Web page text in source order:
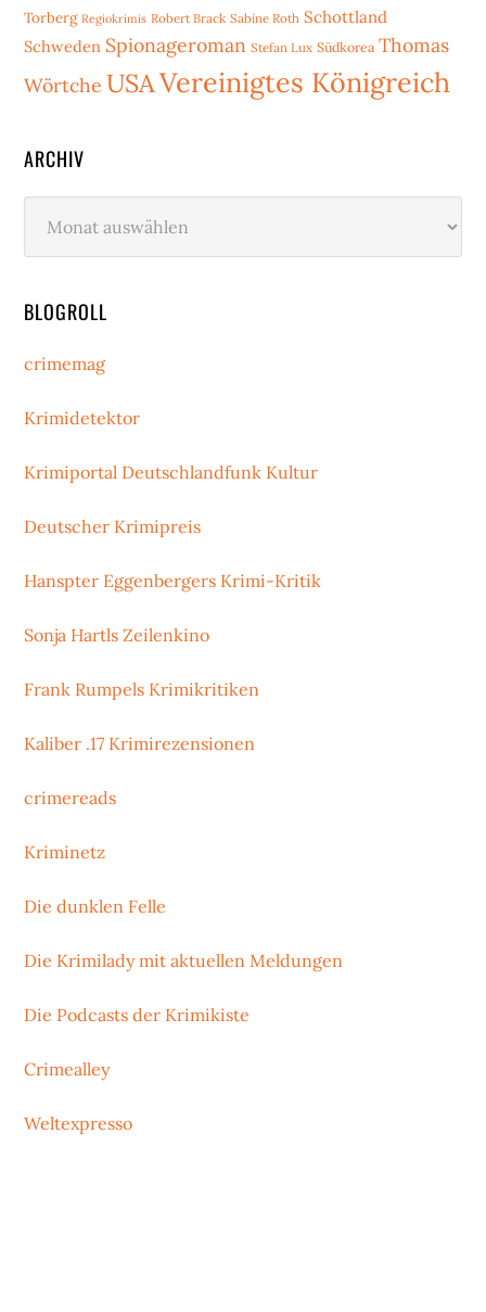
Torberg Regiokrimis Robert Brack Sabine Roth Schottland
Schweden Spionageroman Stefan Lux Südkorea Thomas
Wörtche USAVereinigtes Königreich
ARCHIV
BLOGROLL
crimemag
Krimidetektor
Krimiportal Deutschlandfunk Kultur
Deutscher Krimipreis
Hanspter Eggenbergers Krimi-Kritik
Sonja Hartls Zeilenkino
Frank Rumpels Krimikritiken
Kaliber .17 Krimirezensionen
crimereads
Kriminetz
Die dunklen Felle
Die Krimilady mit aktuellen Meldungen
Die Podcasts der Krimikiste
Crimealley
Weltexpresso